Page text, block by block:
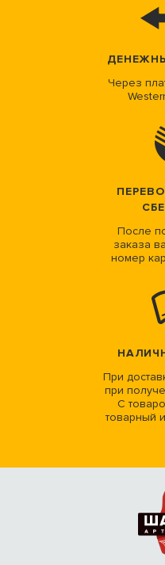
Через
После
заказа
номер
При
при
С
товарный